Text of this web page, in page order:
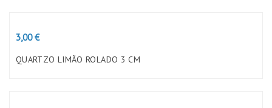
Preço
3,00 €
QUARTZO LIMÃO ROLADO 3 CM